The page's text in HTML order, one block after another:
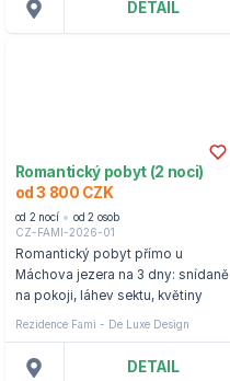
DETAIL
Romantický pobyt (2 noci)
od 3 800 CZK
od 2 nocí
od 2 osob
CZ-FAMI-2026-01
Romantický pobyt přímo u
Máchova jezera na 3 dny: snídaně
na pokoji, láhev sektu, květiny
Rezidence Fami - De Luxe Design
DETAIL